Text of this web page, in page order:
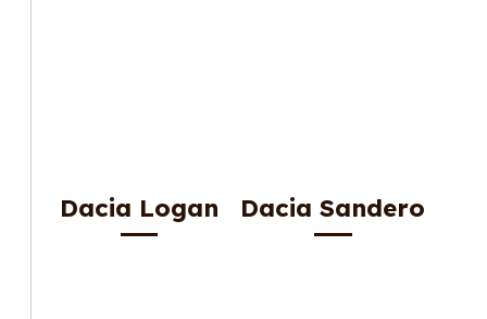
Dacia Logan Dacia Sandero